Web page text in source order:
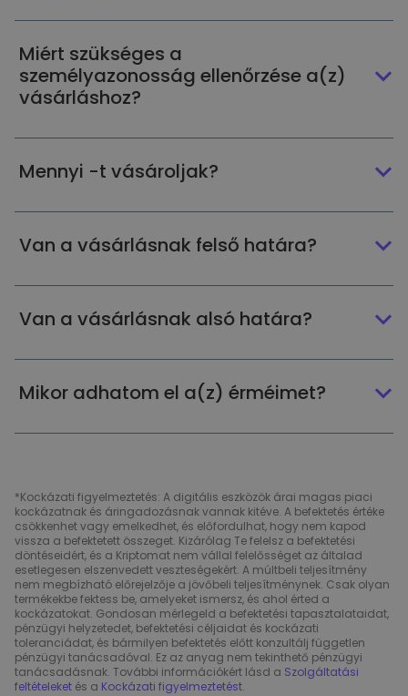
Miért szükséges a
személyazonosság ellenőrzése a(z)
vásárláshoz?
Mennyi -t vásároljak?
Van a vásárlásnak felső határa?
Van a vásárlásnak alsó határa?
Mikor adhatom el a(z) érméimet?
*Kockázati figyelmeztetés: A digitális eszközök árai magas piaci
kockázatnak és áringadozásnak vannak kitéve. A befektetés értéke
csökkenhet vagy emelkedhet, és előfordulhat, hogy nem kapod
vissza a befektetett összeget. Kizárólag Te felelsz a befektetési
döntéseidért, és a Kriptomat nem vállal felelősséget az általad
esetlegesen elszenvedett veszteségekért. A múltbeli teljesítmény
nem megbízható előrejelzője a jövőbeli teljesítménynek. Csak olyan
termékekbe fektess be, amelyeket ismersz, és ahol érted a
kockázatokat. Gondosan mérlegeld a befektetési tapasztalataidat,
pénzügyi helyzetedet, befektetési céljaidat és kockázati
toleranciádat, és bármilyen befektetés előtt konzultálj független
pénzügyi tanácsadóval. Ez az anyag nem tekinthető pénzügyi
tanácsadásnak. További információkért lásd a Szolgáltatási
feltételeket és a Kockázati figyelmeztetést.